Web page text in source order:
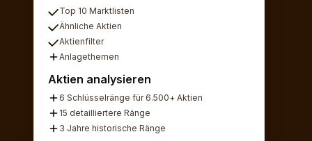
Top 10 Marktlisten
Ähnliche Aktien
Aktienfilter
Anlagethemen
Aktien analysieren
6 Schlüsselränge für 6.500+ Aktien
15 detailliertere Ränge
3 Jahre historische Ränge